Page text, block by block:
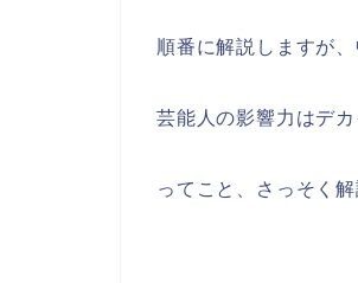
順番に解説しますが
芸能人の影響力はデ
ってこと、さっそく